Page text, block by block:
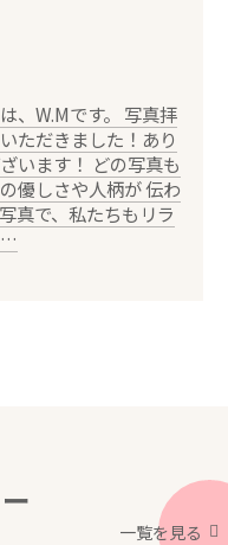
、W.Mです。 写真拝
ただきました！あり
います！ どの写真も
優しさや人柄が 伝わ
真で、私たちもリラ
…
一覧を見る